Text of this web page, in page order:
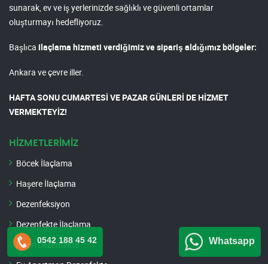
sunarak, ev ve iş yerlerinizde sağlıklı ve güvenli ortamlar
oluşturmayı hedefliyoruz.
Başlıca ilaçlama hizmeti verdiğimiz ve sipariş aldığımız bölgeler:
Ankara ve çevre iller.
HAFTA SONU CUMARTESİ VE PAZAR GÜNLERİ DE HİZMET
VERMEKTEYİZ!
HİZMETLERİMİZ
Böcek İlaçlama
Haşere İlaçlama
Dezenfeksiyon
Dezenfekte İlaçlama
İşyeri Dezenfekte
0542 188 45 42 Whatsapp